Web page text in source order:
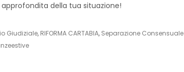
della tua situazione!
Giudiziale, RIFORMA CARTABIA, Separazione Consensuale